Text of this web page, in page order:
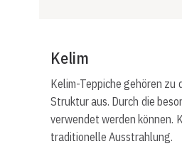
Kelim
Kelim-Teppiche gehören zu
Struktur aus. Durch die
verwendet werden können.
traditionelle Ausstrahlung.